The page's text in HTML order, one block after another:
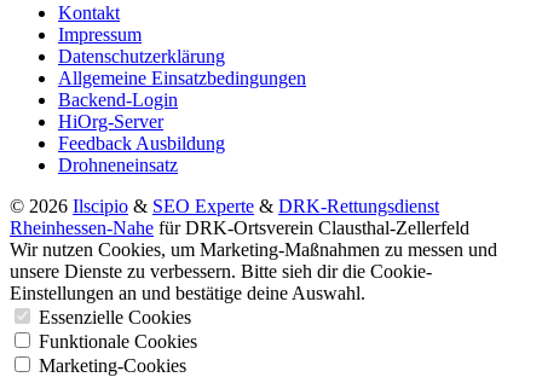
Kontakt
Impressum
Datenschutzerklärung
Allgemeine Einsatzbedingungen
Backend-Login
HiOrg-Server
Feedback Ausbildung
Drohneneinsatz
© 2026 Ilscipio & SEO Experte & DRK-Rettungsdienst
Rheinhessen-Nahe für DRK-Ortsverein Clausthal-Zellerfeld
Wir nutzen Cookies, um Marketing-Maßnahmen zu messen und
unsere Dienste zu verbessern. Bitte sieh dir die Cookie-
Einstellungen an und bestätige deine Auswahl.
Essenzielle Cookies
Funktionale Cookies
Marketing-Cookies